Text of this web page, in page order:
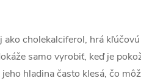
ako cholekalciferol, hrá
samo vyrobiť, keď je
hladina často klesá, čo